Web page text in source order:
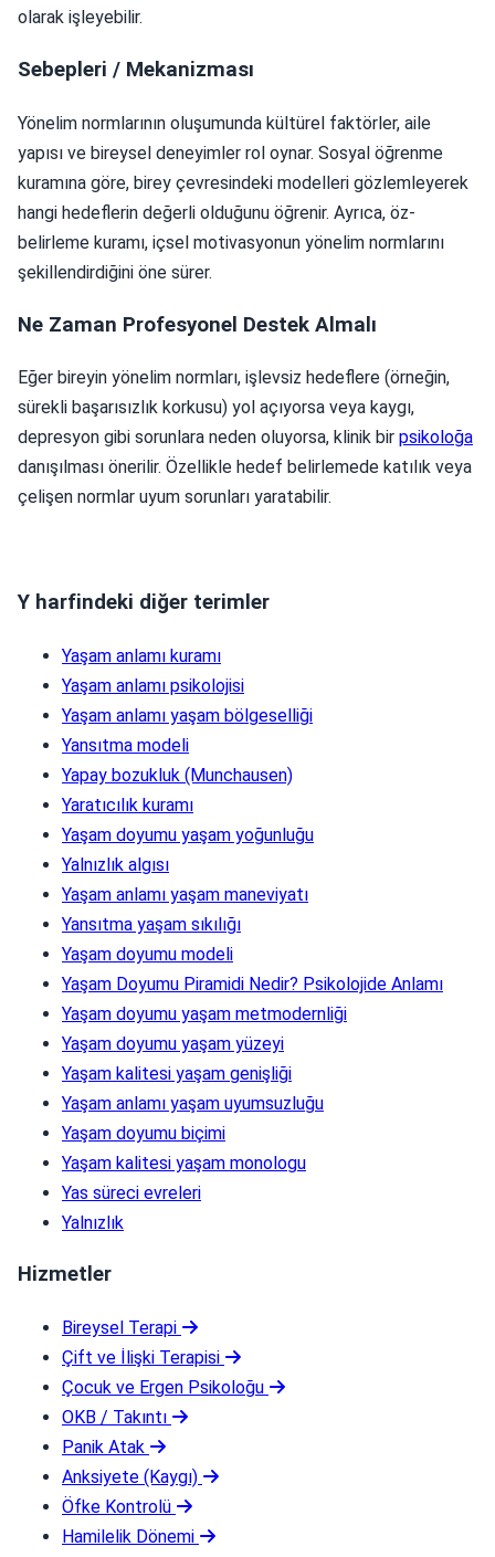
olarak işleyebilir.
Sebepleri / Mekanizması
Yönelim normlarının oluşumunda kültürel faktörler, aile
yapısı ve bireysel deneyimler rol oynar. Sosyal öğrenme
kuramına göre, birey çevresindeki modelleri gözlemleyerek
hangi hedeflerin değerli olduğunu öğrenir. Ayrıca, öz-
belirleme kuramı, içsel motivasyonun yönelim normlarını
şekillendirdiğini öne sürer.
Ne Zaman Profesyonel Destek Almalı
Eğer bireyin yönelim normları, işlevsiz hedeflere (örneğin,
sürekli başarısızlık korkusu) yol açıyorsa veya kaygı,
depresyon gibi sorunlara neden oluyorsa, klinik bir psikoloğa
danışılması önerilir. Özellikle hedef belirlemede katılık veya
çelişen normlar uyum sorunları yaratabilir.
Y harfindeki diğer terimler
Yaşam anlamı kuramı
Yaşam anlamı psikolojisi
Yaşam anlamı yaşam bölgeselliği
Yansıtma modeli
Yapay bozukluk (Munchausen)
Yaratıcılık kuramı
Yaşam doyumu yaşam yoğunluğu
Yalnızlık algısı
Yaşam anlamı yaşam maneviyatı
Yansıtma yaşam sıkılığı
Yaşam doyumu modeli
Yaşam Doyumu Piramidi Nedir? Psikolojide Anlamı
Yaşam doyumu yaşam metmodernliği
Yaşam doyumu yaşam yüzeyi
Yaşam kalitesi yaşam genişliği
Yaşam anlamı yaşam uyumsuzluğu
Yaşam doyumu biçimi
Yaşam kalitesi yaşam monologu
Yas süreci evreleri
Yalnızlık
Hizmetler
Bireysel Terapi
Çift ve İlişki Terapisi
Çocuk ve Ergen Psikoloğu
OKB / Takıntı
Panik Atak
Anksiyete (Kaygı)
Öfke Kontrolü
Hamilelik Dönemi